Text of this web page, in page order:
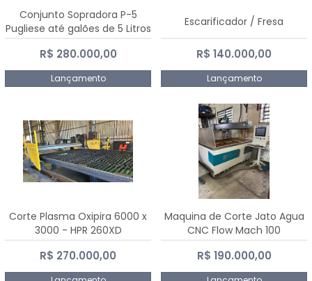
Conjunto Sopradora P-5
Pugliese até galões de 5 Litros
R$ 280.000,00
Lançamento
Escarificador / Fresa
R$ 140.000,00
Lançamento
Corte Plasma Oxipira 6000 x
3000 - HPR 260XD
R$ 270.000,00
Maquina de Corte Jato Agua
CNC Flow Mach 100
R$ 190.000,00